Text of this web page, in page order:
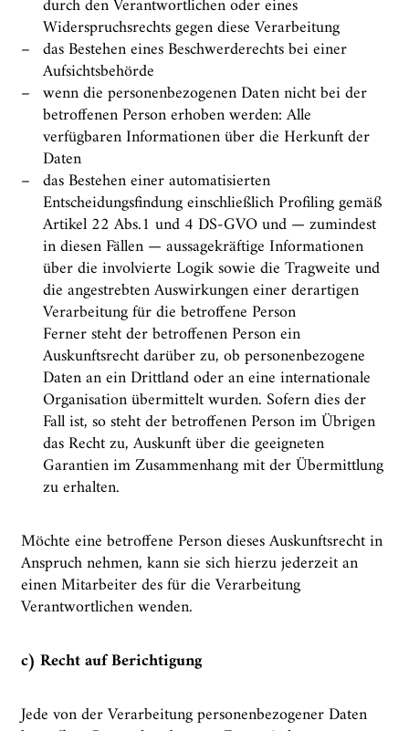
durch den Verantwortlichen oder eines
Widerspruchsrechts gegen diese Verarbeitung
das Bestehen eines Beschwerderechts bei einer
Aufsichtsbehörde
wenn die personenbezogenen Daten nicht bei der
betroffenen Person erhoben werden: Alle
verfügbaren Informationen über die Herkunft der
Daten
das Bestehen einer automatisierten
Entscheidungsfindung einschließlich Profiling gemäß
Artikel 22 Abs.1 und 4 DS-GVO und — zumindest
in diesen Fällen — aussagekräftige Informationen
über die involvierte Logik sowie die Tragweite und
die angestrebten Auswirkungen einer derartigen
Verarbeitung für die betroffene Person
Ferner steht der betroffenen Person ein
Auskunftsrecht darüber zu, ob personenbezogene
Daten an ein Drittland oder an eine internationale
Organisation übermittelt wurden. Sofern dies der
Fall ist, so steht der betroffenen Person im Übrigen
das Recht zu, Auskunft über die geeigneten
Garantien im Zusammenhang mit der Übermittlung
zu erhalten.
Möchte eine betroffene Person dieses Auskunftsrecht in
Anspruch nehmen, kann sie sich hierzu jederzeit an
einen Mitarbeiter des für die Verarbeitung
Verantwortlichen wenden.
c) Recht auf Berichtigung
Jede von der Verarbeitung personenbezogener Daten